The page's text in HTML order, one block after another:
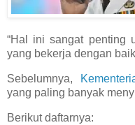
“Hal ini sangat penting
yang bekerja dengan
Sebelumnya,
yang paling banyak
Berikut daftarnya: